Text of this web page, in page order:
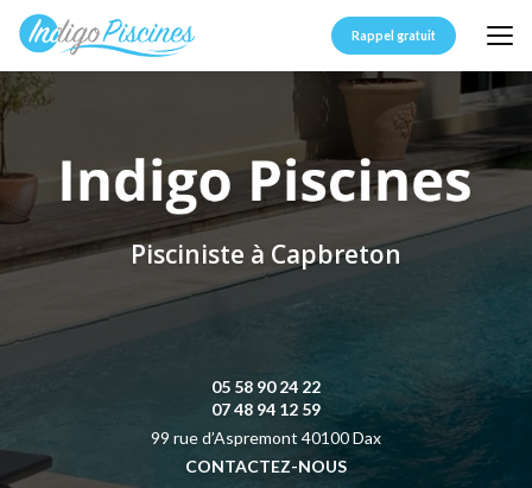
Aller
contenu
principal
Rappel gratuit
Pisciniste à Capbreton
05 58 90 24 22
07 48 94 12 59
99 rue d’Aspremont 40100 Dax
CONTACTEZ-NOUS